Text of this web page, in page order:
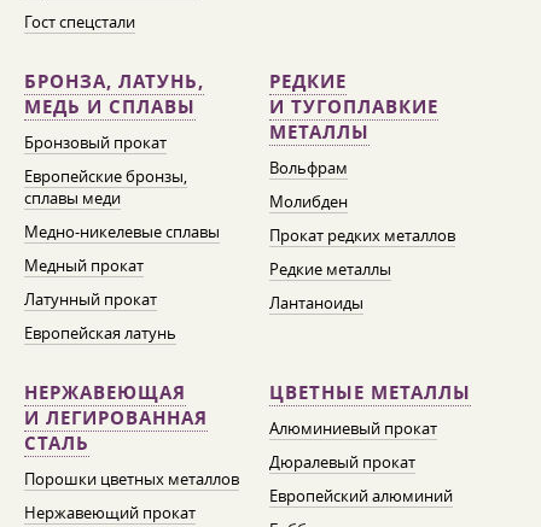
Гост спецстали
БРОНЗА, ЛАТУНЬ,
МЕДЬ И СПЛАВЫ
Бронзовый прокат
Европейские бронзы,
сплавы меди
Медно-никелевые сплавы
Медный прокат
Латунный прокат
Европейская латунь
РЕДКИЕ
И ТУГОПЛАВКИЕ
МЕТАЛЛЫ
Вольфрам
Молибден
Прокат редких металлов
Редкие металлы
Лантаноиды
НЕРЖАВЕЮЩАЯ
И ЛЕГИРОВАННАЯ
СТАЛЬ
Порошки цветных металлов
Нержавеющий прокат
ЦВЕТНЫЕ МЕТАЛЛЫ
Алюминиевый прокат
Дюралевый прокат
Европейский алюминий